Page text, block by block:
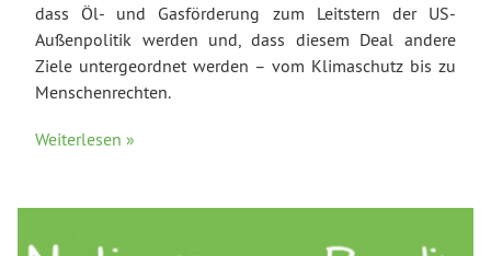
dass Öl- und Gasförderung zum Leitstern der US-
Außenpolitik werden und, dass diesem Deal andere
Ziele untergeordnet werden – vom Klimaschutz bis zu
Menschenrechten.
Weiterlesen »